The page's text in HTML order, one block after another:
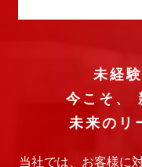
未経
今こそ、
未来のリ
当社では、お客様に